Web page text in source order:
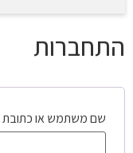
התחברות
שם משתמש או כתובת